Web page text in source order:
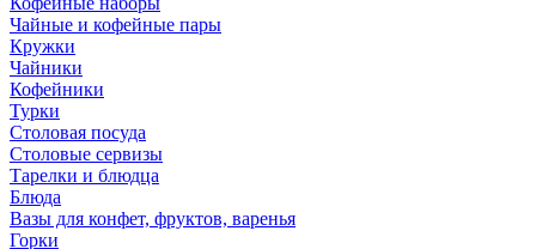
Чайные и кофейные пары
Кружки
Чайники
Кофейники
Турки
Столовая посуда
Столовые сервизы
Тарелки и блюдца
Блюда
Вазы для конфет, фруктов, варенья
Горки